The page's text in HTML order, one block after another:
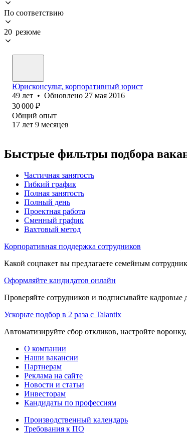
По соответствию
20 резюме
Юрисконсульт, корпоративный юрист
49 лет • Обновлено 27 мая 2016
30 000 ₽
Общий опыт
17 лет 9 месяцев
Быстрые фильтры подбора
Частичная занятость
Гибкий график
Полная занятость
Полный день
Проектная работа
Сменный график
Вахтовый метод
Корпоративная поддержка сотрудников
Какой соцпакет вы предлагаете семейным
Оформляйте кандидатов онлайн
Проверяйте сотрудников и подписывайте
Ускорьте подбор в 2 раза с Talantix
Автоматизируйте сбор откликов, настройте
О компании
Наши вакансии
Партнерам
Реклама на сайте
Новости и статьи
Инвесторам
Кандидаты по профессиям
Производственный календарь
Требования к ПО